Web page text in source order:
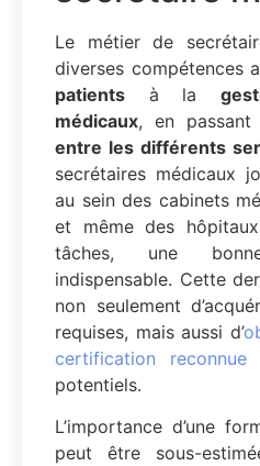
Le métier de
diverses compétences
patients à la
médicaux, en
entre les différents
secrétaires médicaux
au sein des cabinets
et même des
tâches, une
indispensable. Cette
non seulement
requises, mais aussi d’
certification reconnue
potentiels.
L’importance d’une
peut être sous-